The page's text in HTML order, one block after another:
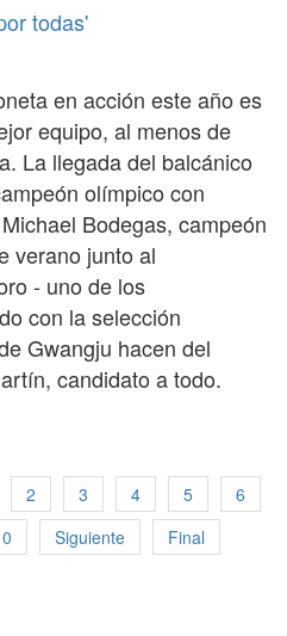
todas'
en acción este año es
equipo, al menos de
La llegada del balcánico
olímpico con
Bodegas, campeón
verano junto al
- uno de los
con la selección
Gwangju hacen del
candidato a todo.
2 3 4 5
6
Siguiente
Final